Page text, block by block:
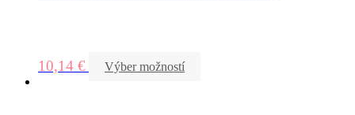
10,14 € Výber možností